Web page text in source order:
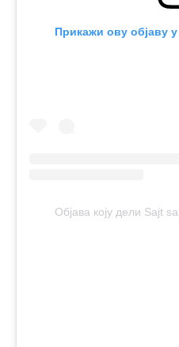
Прикажи ову објаву
Објава коју дели Sajt